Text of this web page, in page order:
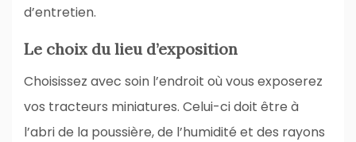
d’entretien.
Le choix du lieu d’exposition
Choisissez avec soin l’endroit où vous exposerez
vos tracteurs miniatures. Celui-ci doit être à
l’abri de la poussière, de l’humidité et des rayons